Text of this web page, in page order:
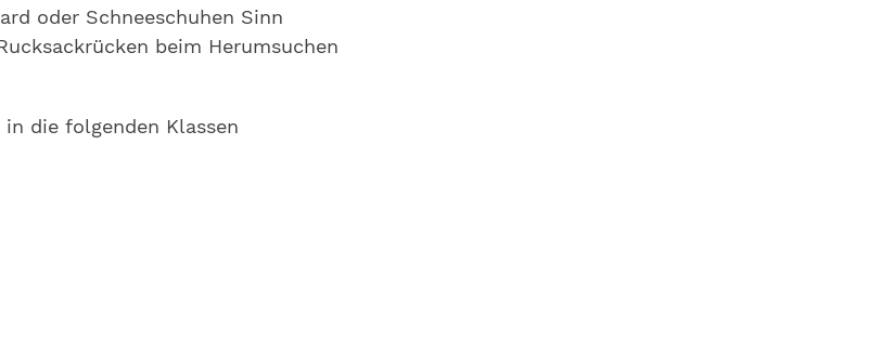
oder Schneeschuhen Sinn
beim Herumsuchen
die folgenden Klassen